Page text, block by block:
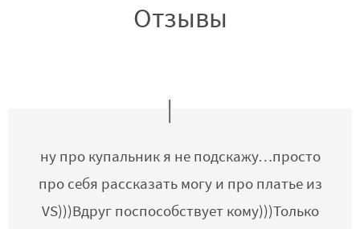
Отзывы
ну про купальник я не подскажу…просто
про себя рассказать могу и про платье из
VS)))Вдруг поспособствует кому)))Только